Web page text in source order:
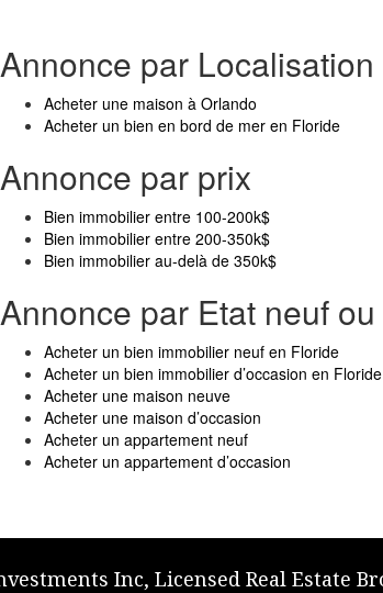
Annonce par Localisation
Acheter une maison à Orlando
Acheter un bien en bord de mer en Floride
Annonce par prix
Bien immobilier entre 100-200k$
Bien immobilier entre 200-350k$
Bien immobilier au-delà de 350k$
Annonce par Etat neuf
Acheter un bien immobilier neuf en Floride
Acheter un bien immobilier d’occasion en Floride
Acheter une maison neuve
Acheter une maison d’occasion
Acheter un appartement neuf
Acheter un appartement d’occasion
Inc, Licensed Real Estate